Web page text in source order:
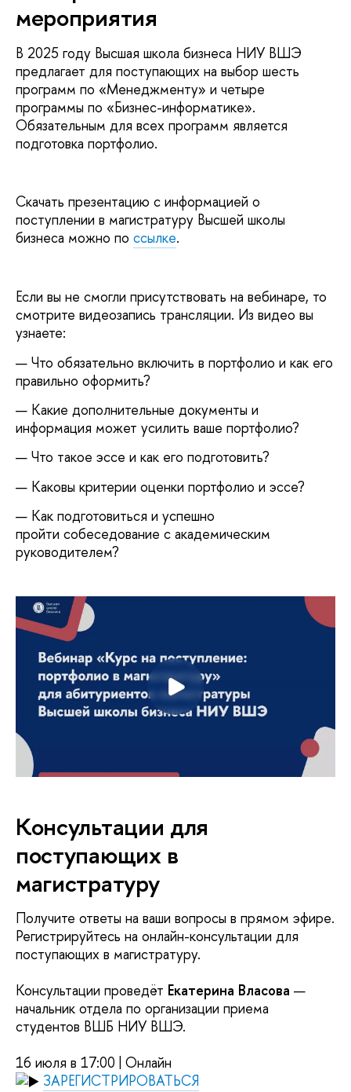
мероприятия
В 2025 году Высшая школа бизнеса НИУ ВШЭ
предлагает для поступающих на выбор шесть
программ по «Менеджменту» и четыре
программы по «Бизнес-информатике».
Обязательным для всех программ является
подготовка портфолио.
Скачать презентацию с информацией о
поступлении в магистратуру Высшей школы
бизнеса можно по ссылке.
Если вы не смогли присутствовать на вебинаре, то
смотрите видеозапись трансляции. Из видео вы
узнаете:
— Что обязательно включить в портфолио и как его
правильно оформить?
— Какие дополнительные документы и
информация может усилить ваше портфолио?
— Что такое эссе и как его подготовить?
— Каковы критерии оценки портфолио и эссе?
— Как подготовиться и успешно
пройти собеседование с академическим
руководителем?
Консультации для
поступающих в
магистратуру
Получите ответы на ваши вопросы в прямом эфире.
Регистрируйтесь на онлайн-консультации для
поступающих в магистратуру.
Консультации проведёт Екатерина Власова —
начальник отдела по организации приема
студентов ВШБ НИУ ВШЭ.
16 июля в 17:00 | Онлайн
ЗАРЕГИСТРИРОВАТЬСЯ